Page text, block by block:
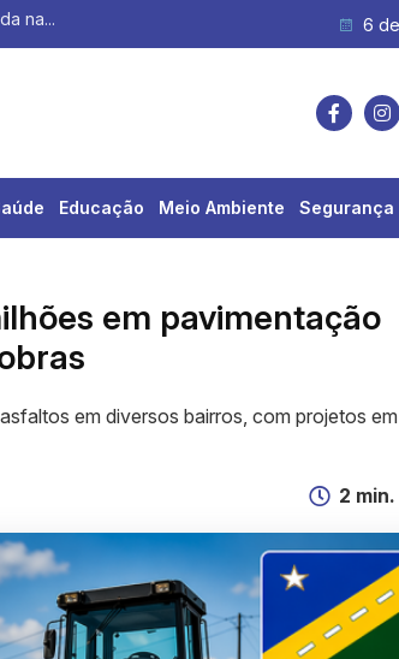
na... 6
Educação Meio Ambiente Segurança
em pavimentação
em diversos bairros, com projetos em
2 min.